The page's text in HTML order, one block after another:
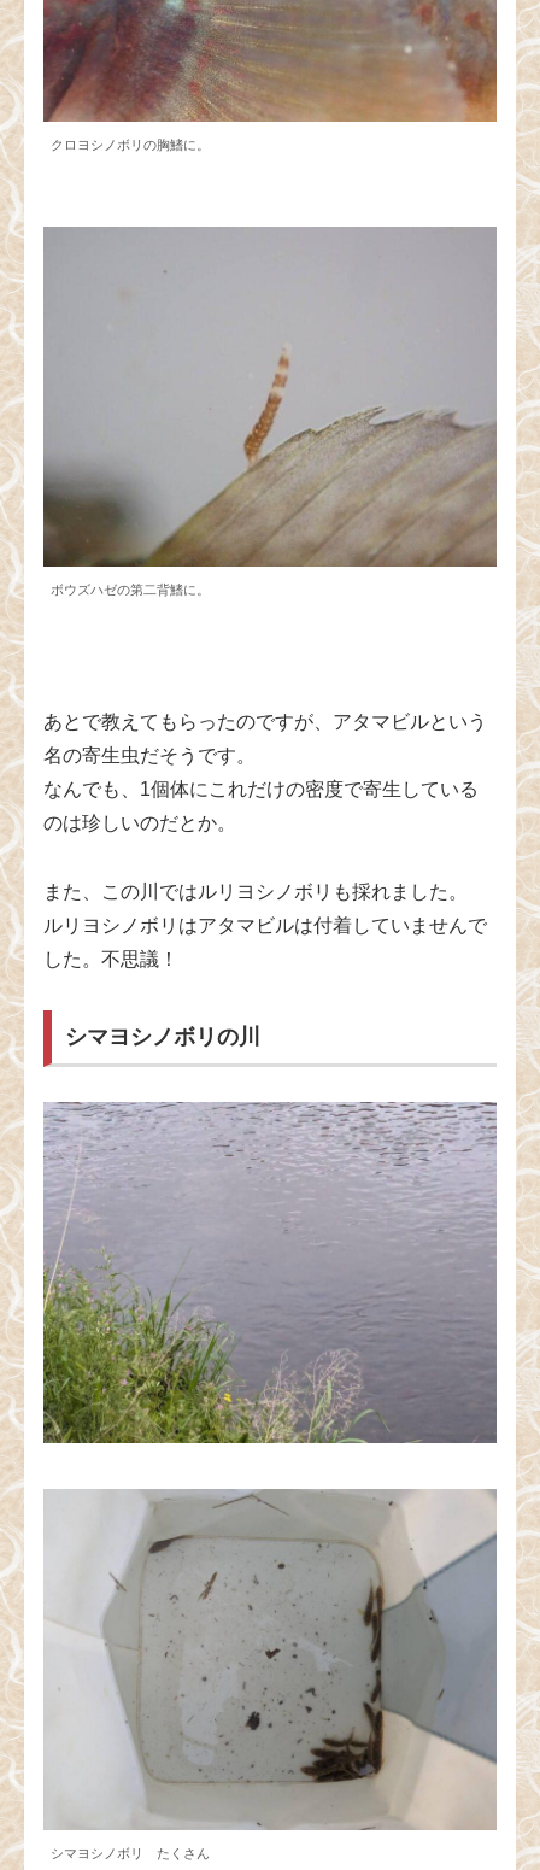
クロヨシノボリの胸鰭に。
ボウズハゼの第二背鰭に。
あとで教えてもらったのですが、アタマビルという
名の寄生虫だそうです。
なんでも、1個体にこれだけの密度で寄生している
のは珍しいのだとか。
また、この川ではルリヨシノボリも採れました。
ルリヨシノボリはアタマビルは付着していませんで
した。不思議！
シマヨシノボリの川
シマヨシノボリ たくさん